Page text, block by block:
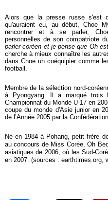
Alors que la presse russe s'est
qu'auraient eu, au début, Choe
rencontrer et à se parler,
personnelles de son compatriote
parler coréen et je pense que Oh
cherche à mieux connaître les
dans Choe un coéquipier comme
football.
Membre de la sélection nord-
à Pyongyang. Il a marqué trois
Championnat du Monde U-17 en
coupe du monde d'Asie junior en
de l’Année 2005 par la
Né en 1984 à Pohang, petit frère
au concours de Miss Corée, Oh
asiatiques de 2006, où les Sud-
en 2007. (sources : earthtimes.org,